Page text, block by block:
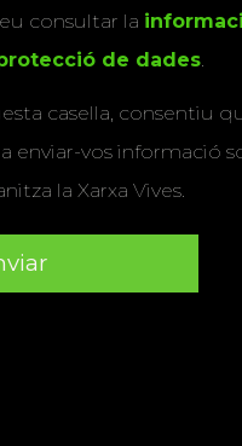
consultar la
de dades
casella, consentiu
enviar-vos informació
la Xarxa Vives.